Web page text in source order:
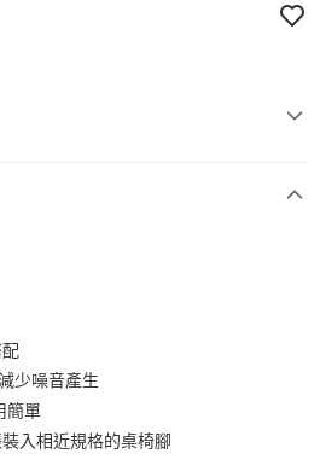
台北富邦商業銀行
台中商業銀行
彰化商業銀行
兆豐國際商業銀行
台北富邦商業銀行
少噪音產生
簡單
入相近規格的桌椅腳